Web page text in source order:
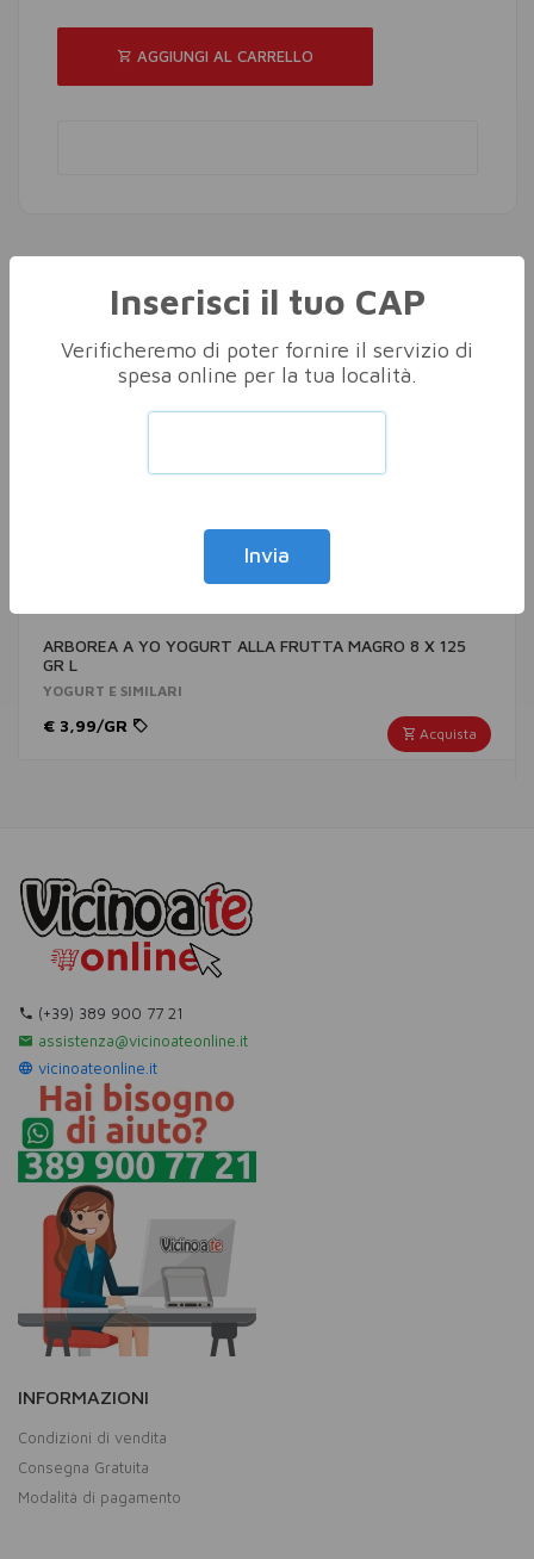
AGGIUNGI AL CARRELLO
Altri nella stessa categoria
ARBOREA A YO YOGURT ALLA FRUTTA MAGRO 8 X 125
GR L
YOGURT E SIMILARI
Acquista
€ 3,99/GR
(+39) 389 900 77 21
assistenza@vicinoateonline.it
vicinoateonline.it
INFORMAZIONI
Condizioni di vendita
Consegna Gratuita
Modalità di pagamento
Inserisci il tuo CAP
Verificheremo di poter fornire il servizio di
spesa online per la tua località.
Invia